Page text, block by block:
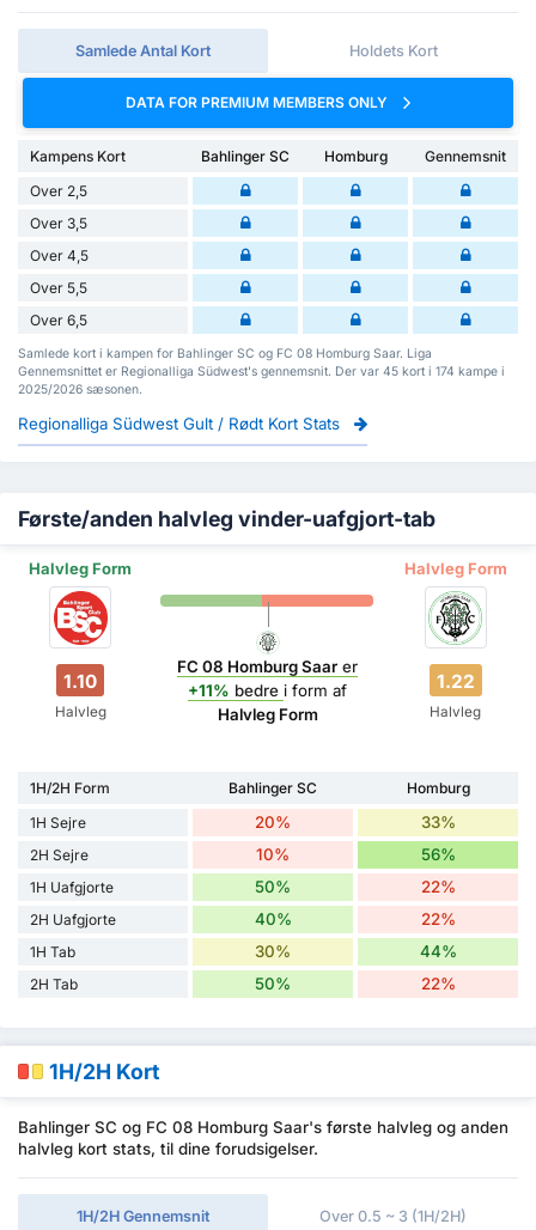
Samlede Antal Kort Holdets Kort
DATA FOR PREMIUM MEMBERS ONLY
Kampens Kort Bahlinger SC Homburg
Gennemsnit
Over 2,5
Over 3,5
Over 4,5
Over 5,5
Over 6,5
Samlede kort i kampen for Bahlinger SC og FC 08 Homburg Saar. Liga
Gennemsnittet er Regionalliga Südwest's gennemsnit. Der var 45 kort i 174 kampe i
2025/2026 sæsonen.
Regionalliga Südwest Gult / Rødt Kort Stats
Første/anden halvleg vinder-uafgjort-tab
Halvleg Form Halvleg Form
1.10
Halvleg
FC 08 Homburg Saar er
+11% bedre i form af
Halvleg Form
1.22
Halvleg
1H/2H Form Bahlinger SC
Homburg
1H Sejre
20% 33%
2H Sejre 10% 56%
1H Uafgjorte 50% 22%
2H Uafgjorte 40% 22%
1H Tab 30% 44%
2H Tab 50% 22%
1H/2H Kort
Bahlinger SC og FC 08 Homburg Saar's første halvleg og anden
halvleg kort stats, til dine forudsigelser.
1H/2H Gennemsnit Over 0.5 ~ 3 (1H/2H)